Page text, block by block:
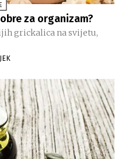
za organizam?
grickalica na svijetu,